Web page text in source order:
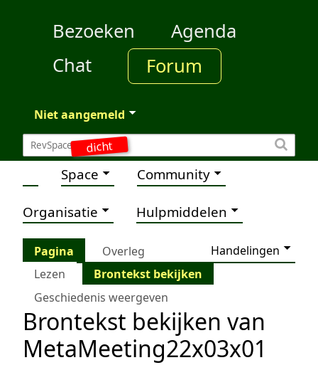
dicht
Bezoeken
Agenda
Chat
Forum
Niet aangemeld
Space Community
Organisatie Hulpmiddelen
Pagina Overleg
Handelingen
Lezen
Brontekst bekijken
Geschiedenis weergeven
Brontekst bekijken van
MetaMeeting22x03x01